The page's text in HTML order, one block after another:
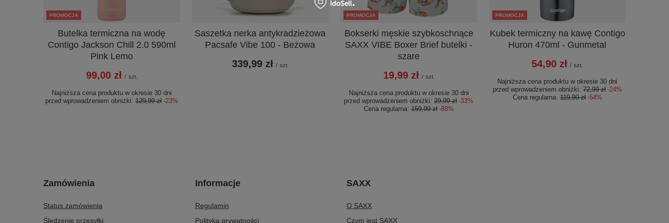
PROMOCJA
Butelka termiczna na wodę
Contigo Jackson Chill 2.0 590ml
Pink Lemo
99,00 zł / szt.
Najniższa cena produktu w okresie 30 dni
przed wprowadzeniem obniżki:129,99 zł -23%
Saszetka nerka antykradzieżowa
Pacsafe Vibe 100 - Beżowa
339,99 zł / szt.
PROMOCJA
Bokserki męskie szybkoschnące
SAXX VIBE Boxer Brief butelki -
szare
19,99 zł / szt.
Najniższa cena produktu w okresie 30 dni
przed wprowadzeniem obniżki:29,99 zł -33%
Cena regularna:159,99 zł -88%
PROMOCJA
Kubek termiczny na kawę Contigo
Huron 470ml - Gunmetal
54,90 zł / szt.
Najniższa cena produktu w okresie 30 dni
przed wprowadzeniem obniżki:72,99 zł -24%
Cena regularna:119,99 zł -54%
Zamówienia
Status zamówienia
Śledzenie przesyłki
Informacje
Regulamin
Polityka prywatności
SAXX
O SAXX
Czym jest SAXX